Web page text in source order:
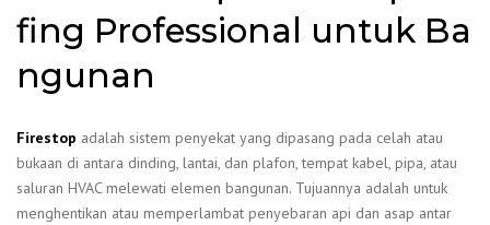
fing Professional untuk Ba
ngunan
Firestop adalah sistem penyekat yang dipasang pada celah atau
bukaan di antara dinding, lantai, dan plafon, tempat kabel, pipa, atau
saluran HVAC melewati elemen bangunan. Tujuannya adalah untuk
menghentikan atau memperlambat penyebaran api dan asap antar